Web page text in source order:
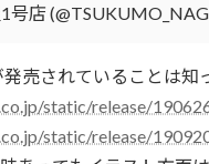
号店
売されていることは知
static/release/
static/release/